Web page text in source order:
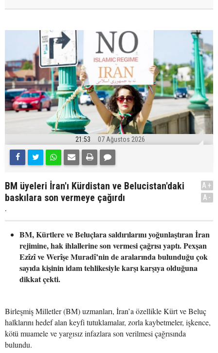
21:53 07 Ağustos 2026
BM üyeleri İran'ı Kürdistan ve Belucistan'daki
baskılara son vermeye çağırdı
.
A+
A-
BM, Kürtlere ve Beluçlara saldırılarını yoğunlaştıran İran
rejimine, hak ihlallerine son vermesi çağrısı yaptı. Pexşan
Ezîzî ve Werîşe Muradî’nin de aralarında bulunduğu çok
sayıda kişinin idam tehlikesiyle karşı karşıya olduğuna
dikkat çekti.
Birleşmiş Milletler (BM) uzmanları, İran’a özellikle Kürt ve Beluç
halklarını hedef alan keyfi tutuklamalar, zorla kaybetmeler, işkence,
kötü muamele ve yargısız infazlara son verilmesi çağrısında
bulundu.